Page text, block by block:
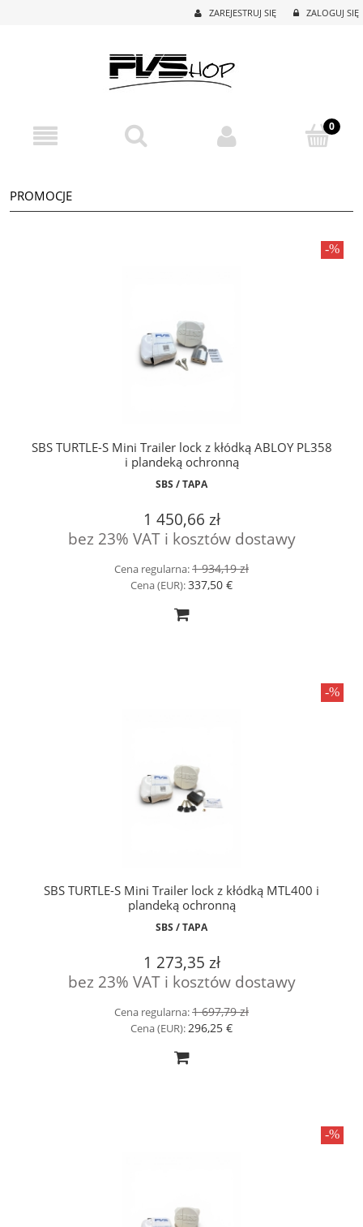
ZAREJESTRUJ SIĘ ZALOGUJ SIĘ
PROMOCJE
SBS TURTLE-S Mini Trailer lock z kłódką ABLOY PL358
i plandeką ochronną
SBS / TAPA
1 450,66 zł
bez 23% VAT i kosztów dostawy
Cena regularna:1 934,19 zł
Cena (EUR):337,50 €
SBS TURTLE-S Mini Trailer lock z kłódką MTL400 i
plandeką ochronną
SBS / TAPA
1 273,35 zł
bez 23% VAT i kosztów dostawy
Cena regularna:1 697,79 zł
Cena (EUR): 296,25 €